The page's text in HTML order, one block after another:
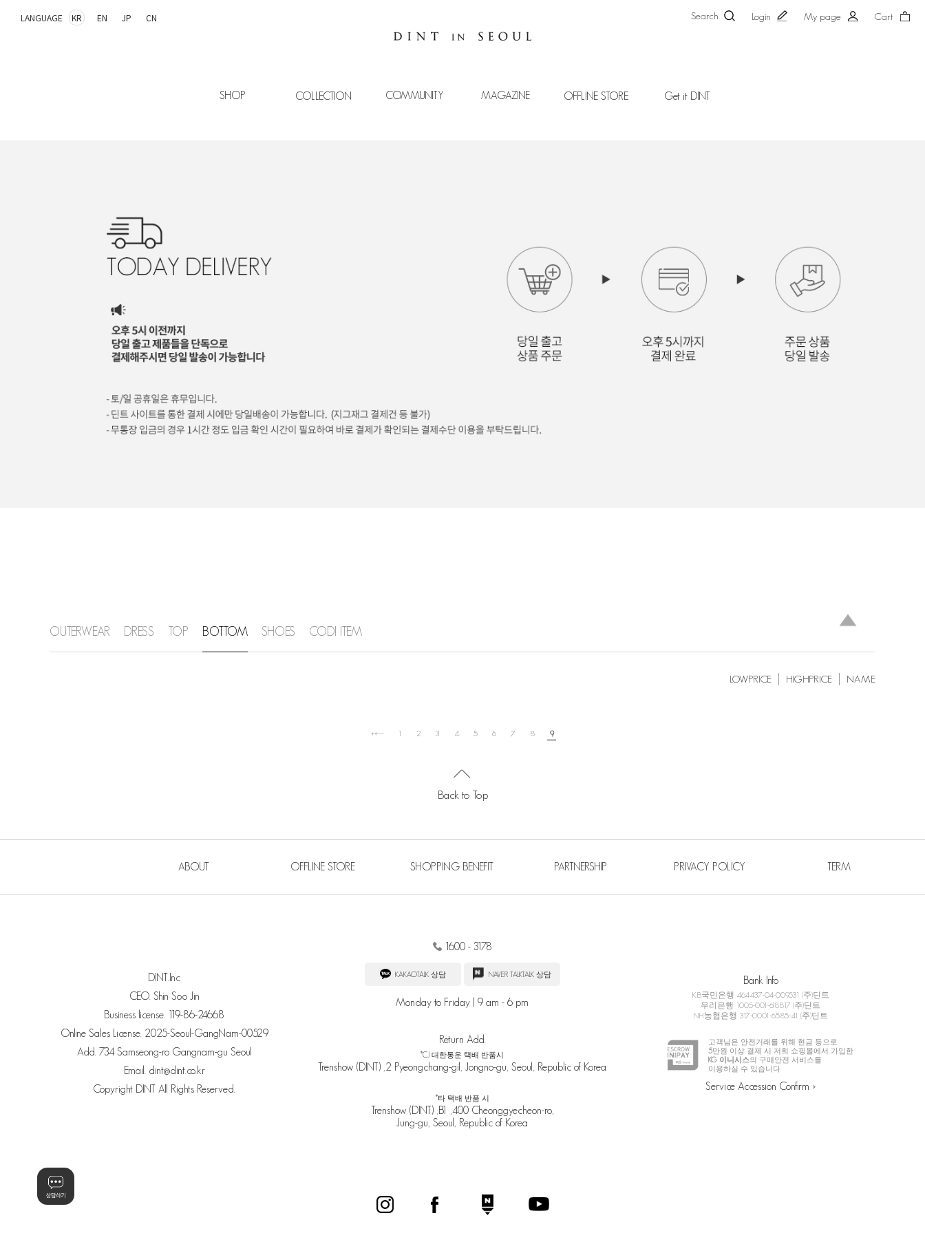
LANGUAGE KR EN JP CN Search Login My page Cart
SHOP COLLECTION COMMUNITY MAGAZINE OFFLINE STORE Get it DINT
OUTERWEAR DRESS TOP BOTTOM SHOES CODI ITEM
LOWPRICE HIGHPRICE NAME
1 2 3 4 5 6 7 8 9
Back to Top
ABOUT OFFLINE STORE SHOPPING BENEFIT PARTNERSHIP PRIVACY POLICY TERM
DINT.Inc
CEO. Shin Soo Jin
Business license. 119-86-24668
Online Sales License. 2025-Seoul-GangNam-00529
Add. 734 Samseong-ro Gangnam-gu Seoul
Email. dint@dint.co.kr
Copyright DINT All Rights Reserved.
1600 - 3178
KAKAOTALK 상담 NAVER TALKTALK 상담
Monday to Friday | 9 am - 6 pm
Return Add.
*CJ 대한통운 택배 반품시
Trenshow (DINT) ,2 Pyeongchang-gil, Jongno-gu, Seoul, Republic of Korea
*타 택배 반품 시
Trenshow (DINT) ,B1 ,400 Cheonggyecheon-ro,
Jung-gu, Seoul, Republic of Korea
Bank Info
KB국민은행 464437-04-009531 (주)딘트
우리은행 1005-001-618817 (주)딘트
NH농협은행 317-0001-6585-41 (주)딘트
고객님은 안전거래를 위해 현금 등으로
5만원 이상 결제 시 저희 쇼핑몰에서 가입한
KG 이니시스의 구매안전 서비스를
이용하실 수 있습니다.
Service Accession Confirm >